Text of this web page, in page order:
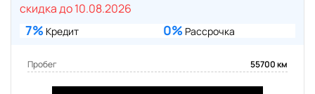
скидка до 10.08.2026
7% Кредит 0% Рассрочка
Пробег 55700 км